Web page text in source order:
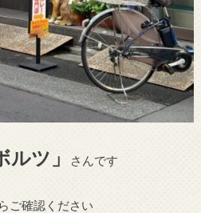
ルツ」 さんです
ご確認ください